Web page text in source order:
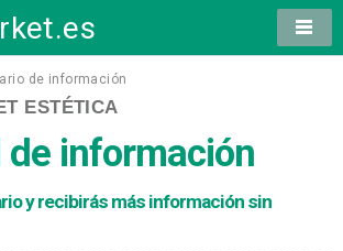
de información
ESTÉTICA
de información
y recibirás más información sin